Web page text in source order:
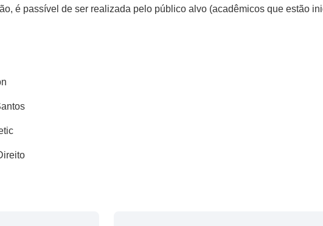
é passível de ser realizada pelo público alvo (acadêmicos que estão